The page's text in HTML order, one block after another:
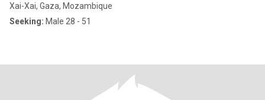
Xai-Xai, Gaza, Mozambique
Seeking: Male 28 - 51